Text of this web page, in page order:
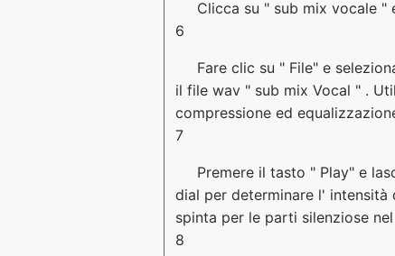
Clicca su " sub mix vocale "
6
Fare clic su " File" e
il file wav " sub mix Vocal " .
compressione ed
7
Premere il tasto " Play" e
dial per determinare l'
spinta per le parti silenziose
8